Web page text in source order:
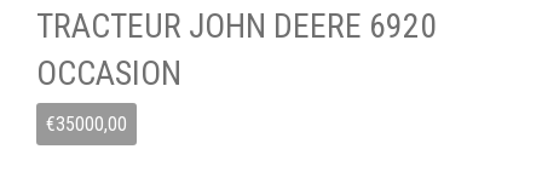
TRACTEUR JOHN DEERE 6920
OCCASION
€35000,00